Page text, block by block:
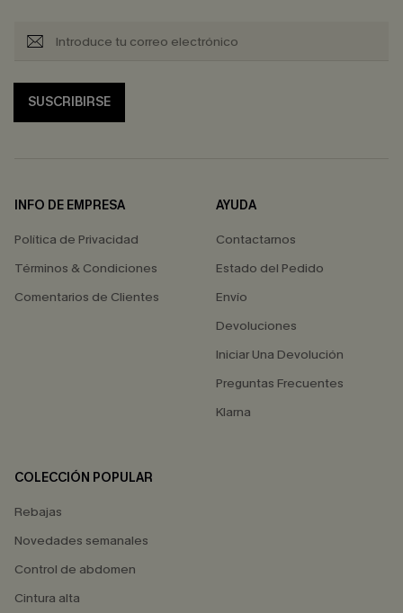
SUSCRIBIRSE
INFO DE EMPRESA
Política de Privacidad
Términos & Condiciones
Comentarios de Clientes
AYUDA
Contactarnos
Estado del Pedido
Envío
Devoluciones
Iniciar Una Devolución
Preguntas Frecuentes
Klarna
COLECCIÓN POPULAR
Rebajas
Novedades semanales
Control de abdomen
Cintura alta